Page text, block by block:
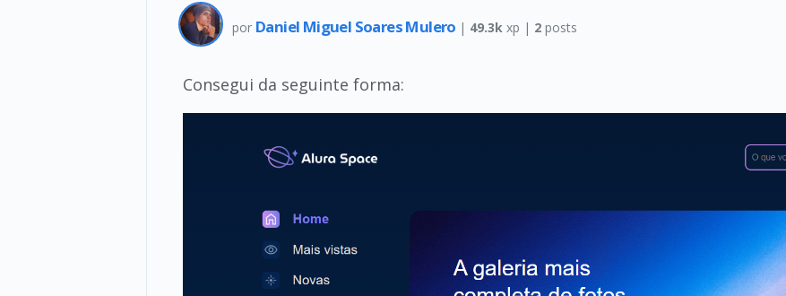
por Daniel Miguel Soares Mulero | 49.3k xp | 2 posts
Consegui da seguinte forma: